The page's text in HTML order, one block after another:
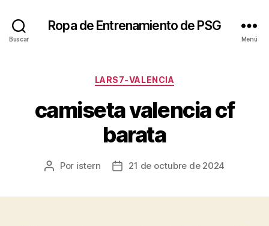
Buscar
Ropa de Entrenamiento de PSG
Menú
Categorías
LARS7-VALENCIA
camiseta valencia cf
barata
Autor
Por istern
Fecha21 de octubre de 2024